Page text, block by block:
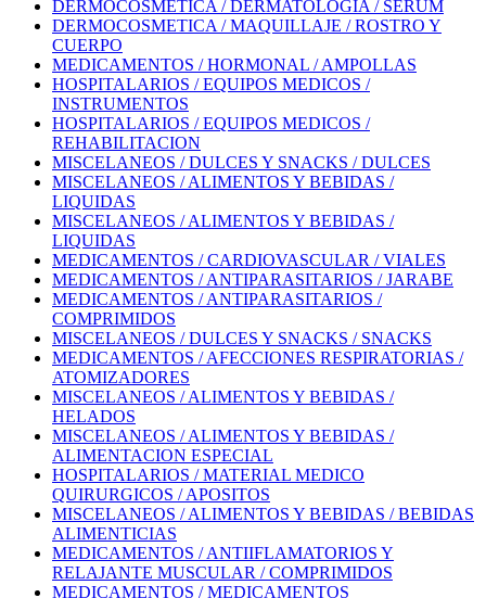
DERMOCOSMETICA / DERMATOLOGIA / SERUM
DERMOCOSMETICA / MAQUILLAJE / ROSTRO Y
CUERPO
MEDICAMENTOS / HORMONAL / AMPOLLAS
HOSPITALARIOS / EQUIPOS MEDICOS /
INSTRUMENTOS
HOSPITALARIOS / EQUIPOS MEDICOS /
REHABILITACION
MISCELANEOS / DULCES Y SNACKS / DULCES
MISCELANEOS / ALIMENTOS Y BEBIDAS /
LIQUIDAS
MISCELANEOS / ALIMENTOS Y BEBIDAS /
LIQUIDAS
MEDICAMENTOS / CARDIOVASCULAR / VIALES
MEDICAMENTOS / ANTIPARASITARIOS / JARABE
MEDICAMENTOS / ANTIPARASITARIOS /
COMPRIMIDOS
MISCELANEOS / DULCES Y SNACKS / SNACKS
MEDICAMENTOS / AFECCIONES RESPIRATORIAS /
ATOMIZADORES
MISCELANEOS / ALIMENTOS Y BEBIDAS /
HELADOS
MISCELANEOS / ALIMENTOS Y BEBIDAS /
ALIMENTACION ESPECIAL
HOSPITALARIOS / MATERIAL MEDICO
QUIRURGICOS / APOSITOS
MISCELANEOS / ALIMENTOS Y BEBIDAS / BEBIDAS
ALIMENTICIAS
MEDICAMENTOS / ANTIIFLAMATORIOS Y
RELAJANTE MUSCULAR / COMPRIMIDOS
MEDICAMENTOS / MEDICAMENTOS